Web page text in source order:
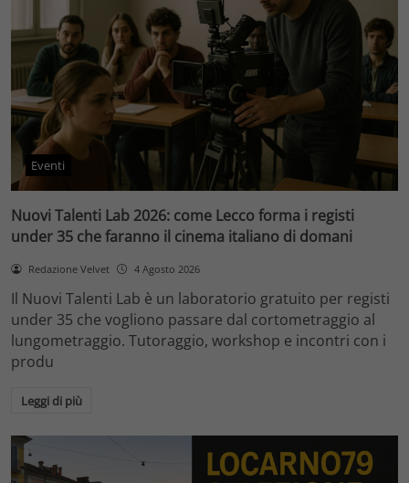
Eventi
Nuovi Talenti Lab 2026: come Lecco forma i registi
under 35 che faranno il cinema italiano di domani
Redazione Velvet 4 Agosto 2026
Il Nuovi Talenti Lab è un laboratorio gratuito per registi
under 35 che vogliono passare dal cortometraggio al
lungometraggio. Tutoraggio, workshop e incontri con i
produ
Leggi di più